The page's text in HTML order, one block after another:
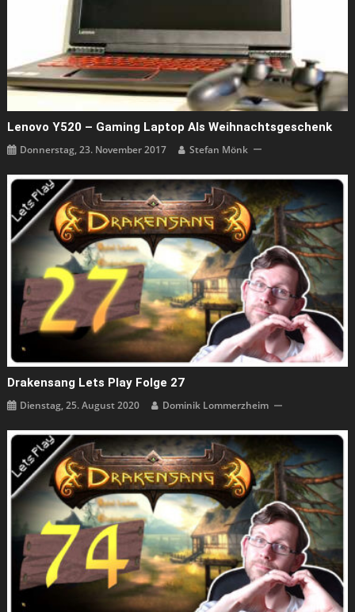
Lenovo Y520 – Gaming Laptop Als Weihnachtsgeschenk
Donnerstag, 23. November 2017 Stefan Mönk
Drakensang Lets Play Folge 27
Dienstag, 25. August 2020 Dominik Lommerzheim